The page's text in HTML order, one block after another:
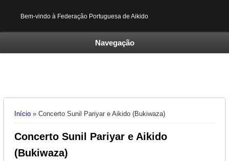
Bem-vindo à Federação Portuguesa de Aikido
Navegação
Está aqui
Início» Concerto Sunil Pariyar e Aikido (Bukiwaza)
Concerto Sunil Pariyar e Aikido
(Bukiwaza)